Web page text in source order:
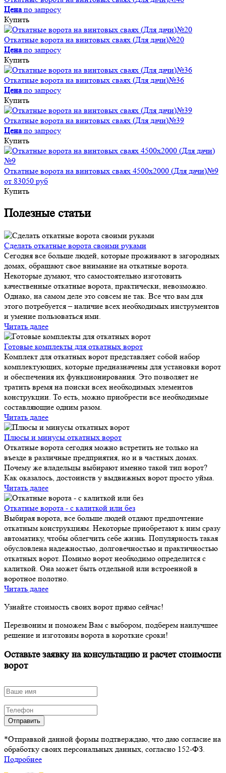
Ценапо запросу
Купить
Откатные ворота на винтовых сваях (Для дачи)№20
Ценапо запросу
Купить
Откатные ворота на винтовых сваях (Для дачи)№36
Ценапо запросу
Купить
Откатные ворота на винтовых сваях (Для дачи)№39
Ценапо запросу
Купить
Откатные ворота на винтовых сваях 4500x2000 (Для дачи)№9
от 83050 руб
Купить
Полезные статьи
Сделать откатные ворота своими руками
Сегодня все больше людей, которые проживают в загородных
домах, обращают свое внимание на откатные ворота.
Некоторые думают, что самостоятельно изготовить
качественные откатные ворота, практически, невозможно.
Однако, на самом деле это совсем не так. Все что вам для
этого потребуется – наличие всех необходимых инструментов
и умение пользоваться ими.
Читать далее
Готовые комплекты для откатных ворот
Комплект для откатных ворот представляет собой набор
комплектующих, которые предназначены для установки ворот
и обеспечения их функционирования. Это позволяет не
тратить время на поиски всех необходимых элементов
конструкции. То есть, можно приобрести все необходимые
составляющие одним разом.
Читать далее
Плюсы и минусы откатных ворот
Откатные ворота сегодня можно встретить не только на
въезде в различные предприятия, но и в частных домах.
Почему же владельцы выбирают именно такой тип ворот?
Как оказалось, достоинств у выдвижных ворот просто уйма.
Читать далее
Откатные ворота - с калиткой или без
Выбирая ворота, все больше людей отдают предпочтение
откатным конструкциям. Некоторые приобретают к ним сразу
автоматику, чтобы облегчить себе жизнь. Популярность такая
обусловлена надежностью, долговечностью и практичностью
откатных ворот. Помимо ворот необходимо определится с
калиткой. Она может быть отдельной или встроенной в
воротное полотно.
Читать далее
Узнайте стоимость своих ворот прямо сейчас!
Перезвоним и поможем Вам с выбором, подберем наилучшее
решение и изготовим ворота в короткие сроки!
Оставьте заявку на консультацию и расчет стоимости
ворот
Отправить
*Отправкой данной формы подтверждаю, что даю согласие на
обработку своих персональных данных, согласно 152-ФЗ.
Подробнее